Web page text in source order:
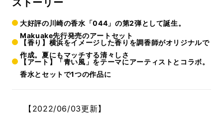
ストーリー
大好評の川崎の香水「044」の第2弾として誕生。
Makuake先行発売のアートセット
【香り】横浜をイメージした香りを調香師がオリジナルで
作成。夏にもマッチする清々しさ
【アート】「青い風」をテーマにアーティストとコラボ。
香水とセットで1つの作品に
【2022/06/03更新】